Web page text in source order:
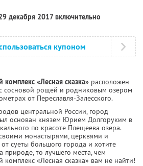
декабря 2017 включительно
купоном
комплекс «Лесная сказка» расположен
сосновой рощей и родниковым озером
от Переславля-Залесского.
центральной России, город
основан князем Юрием Долгоруким в
по красоте Плещеева озера.
монастырями, церквями и
суеты большого города и хотите
то лучшего места, чем
комплекс «Лесная сказка» вам не найти!